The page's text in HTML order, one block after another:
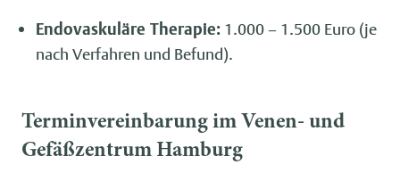
Endovaskuläre Therapie: 1.000 – 1.500 Euro (je
nach Verfahren und Befund).
Terminvereinbarung im Venen- und
Gefäßzentrum Hamburg